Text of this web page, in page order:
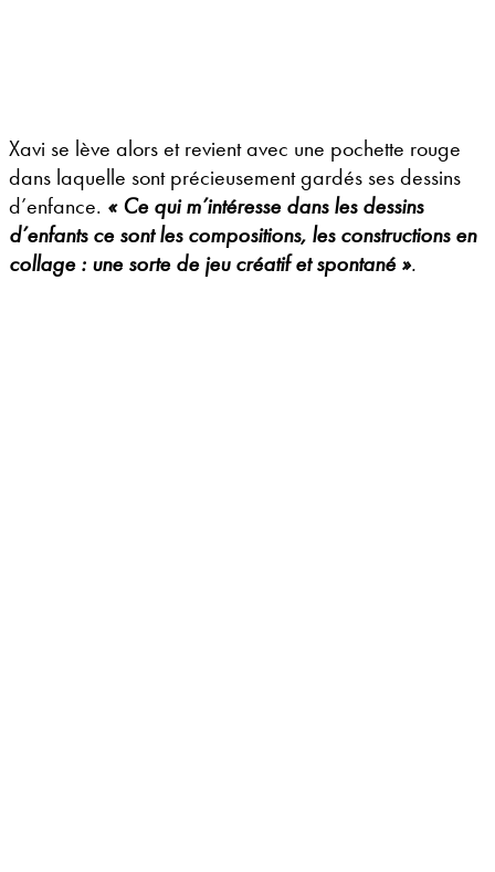
Xavi se lève alors et revient avec une pochette rouge
dans laquelle sont précieusement gardés ses dessins
d’enfance. « Ce qui m’intéresse dans les dessins
d’enfants ce sont les compositions, les constructions en
collage : une sorte de jeu créatif et spontané ».